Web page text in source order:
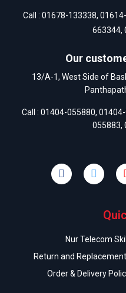
Call : 01678-133338,
663344,
Our
13/A-1, West Side of
Call : 01404-055880,
055883,
Nur Telecom
Return and
Order & Delivery